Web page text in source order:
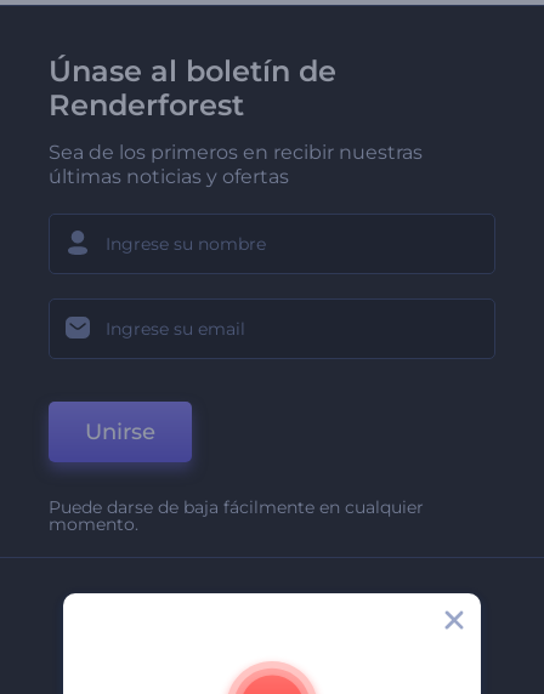
Únase al boletín de
Renderforest
Sea de los primeros en recibir nuestras
últimas noticias y ofertas
Unirse
Puede darse de baja fácilmente en cualquier
momento.